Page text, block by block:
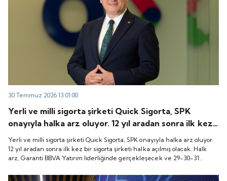
30 Temmuz 2026 13:01:00
Yerli ve milli sigorta şirketi Quick Sigorta, SPK
onayıyla halka arz oluyor. 12 yıl aradan sonra ilk kez
bir sigorta şirketi halka açılmış olacak. Halk arz,
Garanti BBVA Yatırım liderliğinde gerçekleşecek ve
29-30-31 Temmuz 2026 tarihlerinde talep
Yerli ve milli sigorta şirketi Quick Sigorta, SPK onayıyla halka arz oluyor.
12 yıl aradan sonra ilk kez bir sigorta şirketi halka açılmış olacak. Halk
arz, Garanti BBVA Yatırım liderliğinde gerçekleşecek ve 29-30-31
“Gong Töreni” ile Quick Sigorta işlem görmeye başlayacak.